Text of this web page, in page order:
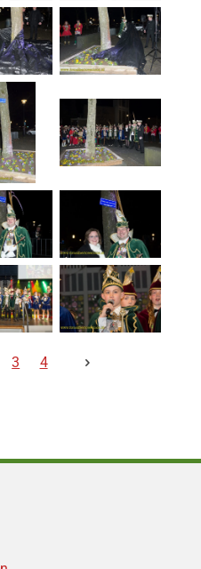
3 4